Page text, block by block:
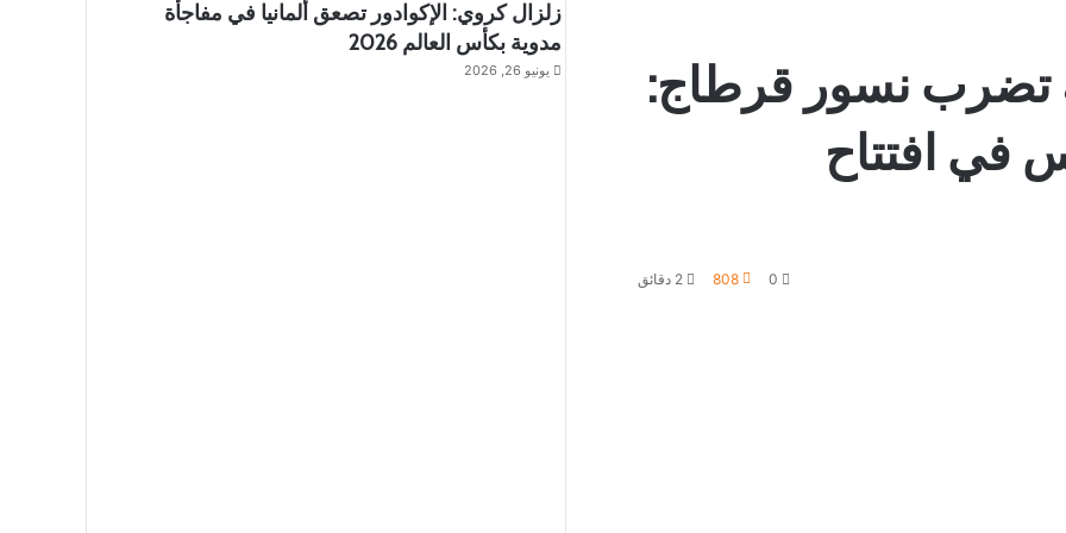
تضرب نسور قرطاج:
في افتتاح
0
808
زلزال كروي: الإكوادور تصعق ألمانيا في مفاجأة
مدوية بكأس العالم 2026
يونيو 26, 2026